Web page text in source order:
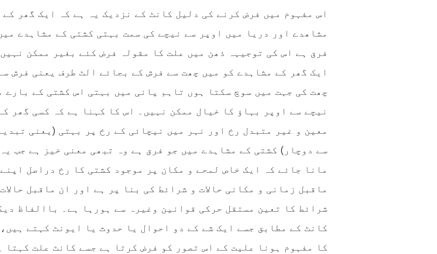
اس مفہوم میں فرض کرنے کی دلیل کانٹ کے نزدیک یہ ہے کہ ایک گھر کے
مشاھدے اور دریا میں اوپر سے نیچے کی سمت بہتی کشتی کے مشاہدے
فرق ہے اس کی توجیہہ ذھن میں علت کا مقولہ فرض کئے بغیر ممکن
ایک گھر کے مشاہدے کو میں چھت سے فرش کے بجائے الٹ طرف یعنی فرش
چھت کی جہت میں سوچ سکتا ہوں تاہم پانی میں بہتی اس کشتی کے بارے
نیچے سے اوپر بہاؤ کا خیال ممکن نہیں۔ اس کا کہنا ہے کہ کسی گھر
معین و غیر متبدل رخ اور نہر میں نیچائی کے رخ پر بہتی (یعنی
سے دوچار) کشتی کے مشاہدے میں جو فرق ہے وہ تبھی معنی خیز ہے جب یہ
مانا جائے کہ ایک خاص لمحے و مکان پر موجود کشتی کا رخ دراصل
ماقبل زمانی و مکانی حالات و شرائط کی بنا پر ہے اور ان ماقبل
شرائط کا تعین مستقل حرکی قوانین وغیرہ سے ہورہا ہے۔ باالفاظ
کانٹ کے مطابق جسے ایک شے کے دو احوال یا حدوث یا ایونٹ کہتے
کا مفہوم ہونا علیت کے اس تصور کو فرض کرتا ہے جسے کانٹ علت کہتا